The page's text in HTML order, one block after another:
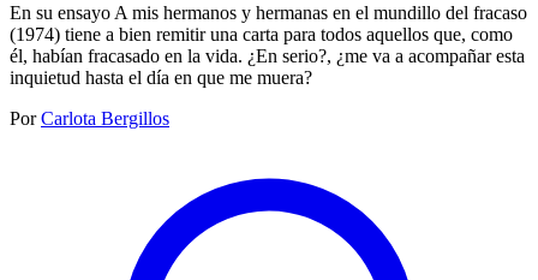
En su ensayo A mis hermanos y hermanas en el mundillo del fracaso
(1974) tiene a bien remitir una carta para todos aquellos que, como
él, habían fracasado en la vida. ¿En serio?, ¿me va a acompañar esta
inquietud hasta el día en que me muera?
Por Carlota Bergillos